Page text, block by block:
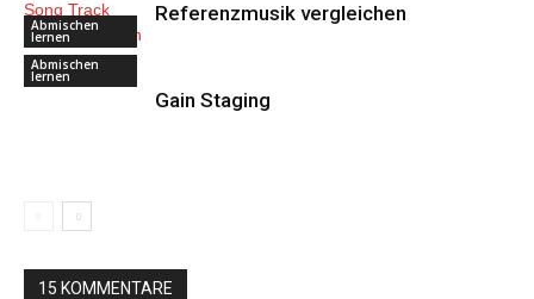
Abmischen
lernen
Referenzmusik vergleichen
Abmischen
lernen
Gain Staging
15 KOMMENTARE